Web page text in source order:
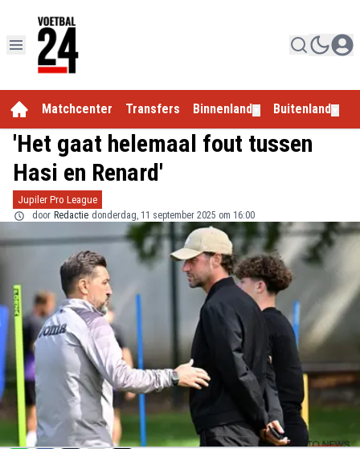
Matchcenter Transfers Binnenland Buitenland
'Het gaat helemaal fout tussen
Hasi en Renard'
Jupiler Pro League
door Redactie donderdag, 11 september 2025 om 16:00